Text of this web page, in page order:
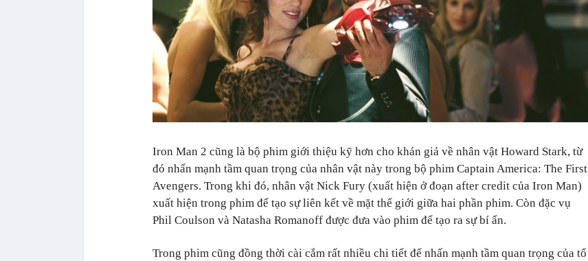
Iron Man 2 cũng là bộ phim giới thiệu kỹ hơn cho khán giả về nhân vật Howard Stark, từ
đó nhấn mạnh tầm quan trọng của nhân vật này trong bộ phim Captain America: The First
Avengers. Trong khi đó, nhân vật Nick Fury (xuất hiện ở đoạn after credit của Iron Man)
xuất hiện trong phim để tạo sự liên kết về mặt thế giới giữa hai phần phim. Còn đặc vụ
Phil Coulson và Natasha Romanoff được đưa vào phim để tạo ra sự bí ẩn.
Trong phim cũng đồng thời cài cắm rất nhiều chi tiết để nhấn mạnh tầm quan trọng của tổ